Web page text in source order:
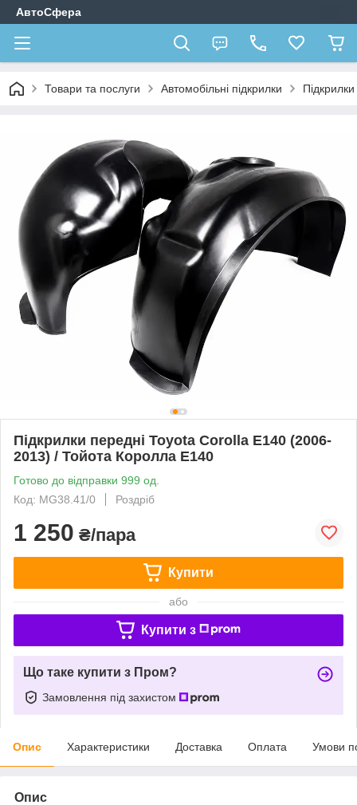
АвтоСфера
Товари та послуги Автомобільні підкрилки
Підкрилки передні Toyota Corolla E140 (2006-
2013) / Тойота Королла Е140
Готово до відправки 999 од.
Код: MG38.41/0
Роздріб
1 250 ₴/пара
Купити
або
Купити з
Що таке купити з Пром?
Замовлення під захистом
Опис Характеристики Доставка Оплата Умови
Опис